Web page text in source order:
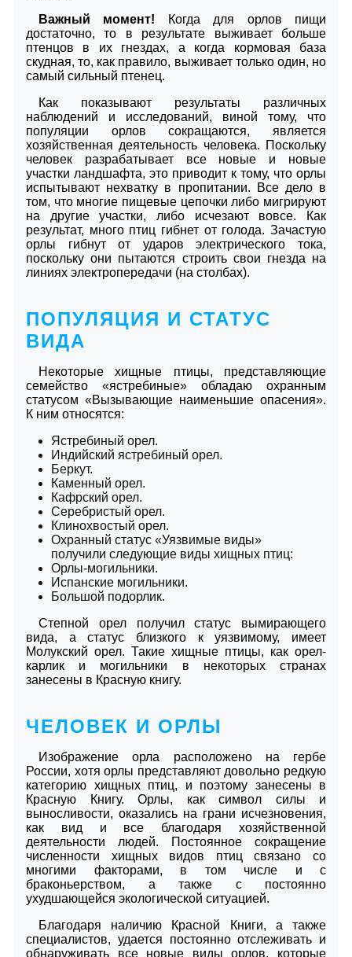
Важный момент! Когда для орлов пищи
достаточно, то в результате выживает больше
птенцов в их гнездах, а когда кормовая база
скудная, то, как правило, выживает только один, но
самый сильный птенец.
Как показывают результаты различных
наблюдений и исследований, виной тому, что
популяции орлов сокращаются, является
хозяйственная деятельность человека. Поскольку
человек разрабатывает все новые и новые
участки ландшафта, это приводит к тому, что орлы
испытывают нехватку в пропитании. Все дело в
том, что многие пищевые цепочки либо мигрируют
на другие участки, либо исчезают вовсе. Как
результат, много птиц гибнет от голода. Зачастую
орлы гибнут от ударов электрического тока,
поскольку они пытаются строить свои гнезда на
линиях электропередачи (на столбах).
ПОПУЛЯЦИЯ И СТАТУС
ВИДА
Некоторые хищные птицы, представляющие
семейство «ястребиные» обладаю охранным
статусом «Вызывающие наименьшие опасения».
К ним относятся:
Ястребиный орел.
Индийский ястребиный орел.
Беркут.
Каменный орел.
Кафрский орел.
Серебристый орел.
Клинохвостый орел.
Охранный статус «Уязвимые виды»
получили следующие виды хищных птиц:
Орлы-могильники.
Испанские могильники.
Большой подорлик.
Степной орел получил статус вымирающего
вида, а статус близкого к уязвимому, имеет
Молукский орел. Такие хищные птицы, как орел-
карлик и могильники в некоторых странах
занесены в Красную книгу.
ЧЕЛОВЕК И ОРЛЫ
Изображение орла расположено на гербе
России, хотя орлы представляют довольно редкую
категорию хищных птиц, и поэтому занесены в
Красную Книгу. Орлы, как символ силы и
выносливости, оказались на грани исчезновения,
как вид и все благодаря хозяйственной
деятельности людей. Постоянное сокращение
численности хищных видов птиц связано со
многими факторами, в том числе и с
браконьерством, а также с постоянно
ухудшающейся экологической ситуацией.
Благодаря наличию Красной Книги, а также
специалистов, удается постоянно отслеживать и
обнаруживать все новые виды орлов, которые